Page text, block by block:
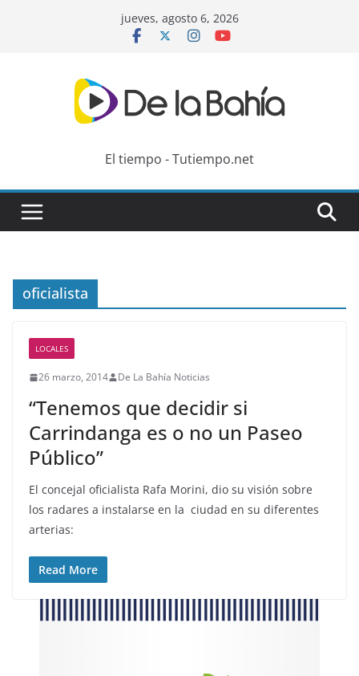
jueves, agosto 6, 2026
El tiempo - Tutiempo.net
oficialista
LOCALES
26 marzo, 2014 De La Bahía Noticias
“Tenemos que decidir si
Carrindanga es o no un Paseo
Público”
El concejal oficialista Rafa Morini, dio su visión sobre
los radares a instalarse en la ciudad en su diferentes
arterias:
Read More